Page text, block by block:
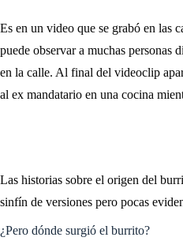
Es en un video que se grabó en las
puede observar a muchas personas
en la calle. Al final del videoclip
al ex mandatario en una cocina
Las historias sobre el origen del
sinfín de versiones pero pocas
¿Pero dónde surgió el burrito?